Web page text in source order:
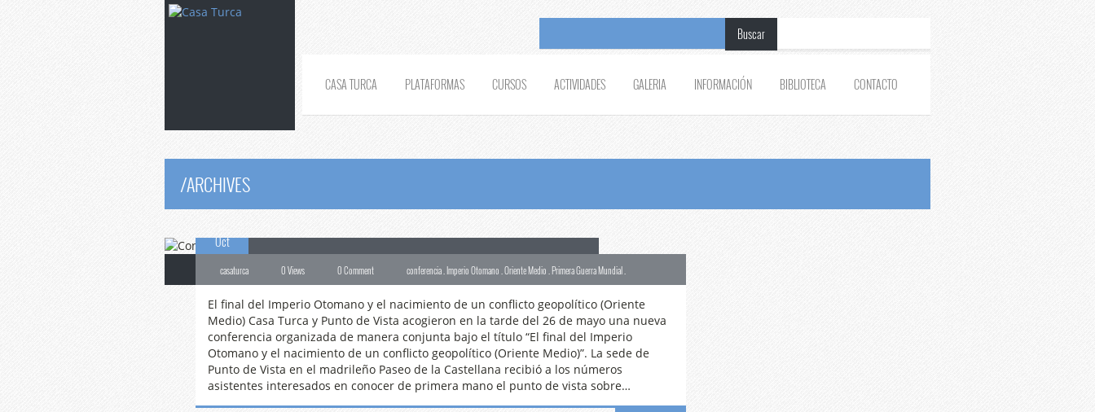
Buscar
CASA TURCA PLATAFORMAS CURSOS ACTIVIDADES GALERIA INFORMACIÓN BIBLIOTECA CONTACTO
/ARCHIVES
26
Oct
casaturca 0 Views 0 Comment conferencia . Imperio Otomano . Oriente Medio . Primera Guerra Mundial .
El final del Imperio Otomano y el nacimiento de un conflicto geopolítico (Oriente
Medio) Casa Turca y Punto de Vista acogieron en la tarde del 26 de mayo una nueva
conferencia organizada de manera conjunta bajo el título “El final del Imperio
Otomano y el nacimiento de un conflicto geopolítico (Oriente Medio)”. La sede de
Punto de Vista en el madrileño Paseo de la Castellana recibió a los números
asistentes interesados en conocer de primera mano el punto de vista sobre…